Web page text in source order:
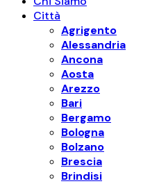
Città
Agrigento
Alessandria
Ancona
Aosta
Arezzo
Bari
Bergamo
Bologna
Bolzano
Brescia
Brindisi